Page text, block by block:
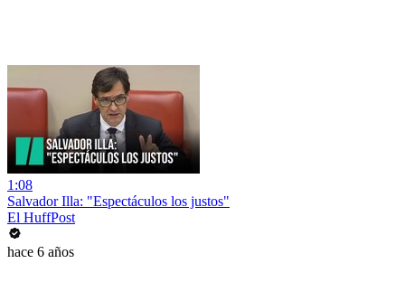
1:08
Salvador Illa: "Espectáculos los justos"
El HuffPost
hace 6 años